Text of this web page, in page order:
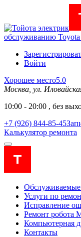
обслуживанию
Войти
Хорошее место5.0
Москва, ул.
10:00 - 20:00 , без
+7 (926) 844-85-45
Калькулятор ремонта
Услуги по
Исправление
Ремонт робота
Компьютерная
Контакты